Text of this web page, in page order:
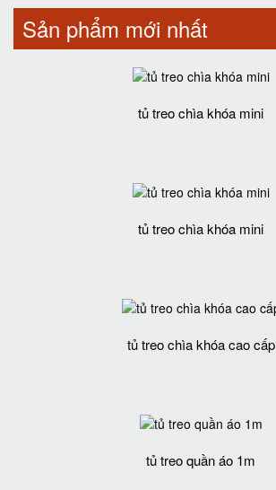
Sản phẩm mới nhất
tủ treo chìa khóa mini
tủ treo chìa khóa mini
tủ treo chìa khóa cao cấp
tủ treo quần áo 1m